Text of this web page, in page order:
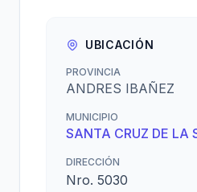
UBICACIÓN
PROVINCIA
ANDRES IBAÑEZ
MUNICIPIO
SANTA CRUZ DE LA
DIRECCIÓN
Nro. 5030